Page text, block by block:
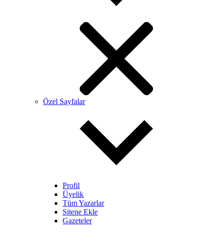
Özel Sayfalar
Profil
Üyelik
Tüm Yazarlar
Sitene Ekle
Gazeteler